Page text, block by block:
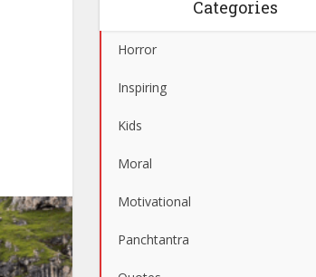
Categories
Horror
Inspiring
Kids
Moral
Motivational
Panchtantra